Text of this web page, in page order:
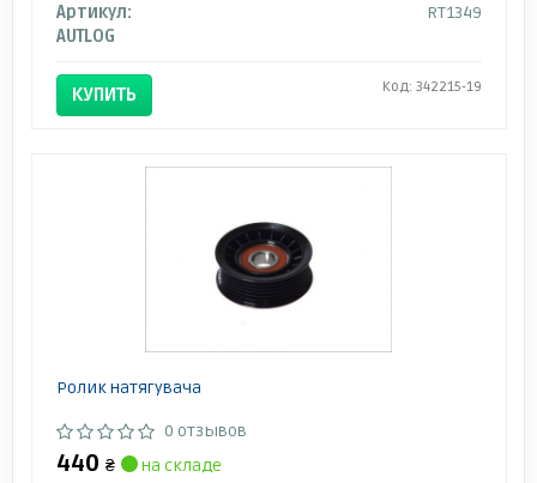
Артикул:
RT1349
AUTLOG
КУПИТЬ Код: 342215-19
Ролик натягувача
0 отзывов
440 ₴
на складе